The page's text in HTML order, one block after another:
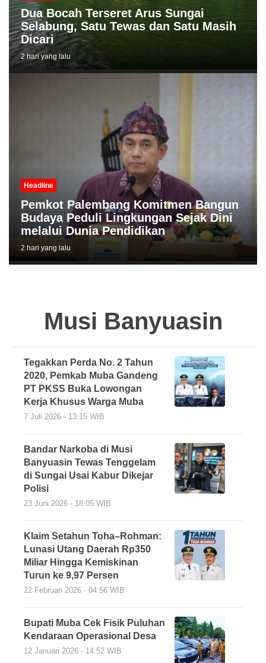
Dua Bocah Terseret Arus Sungai
Selabung, Satu Tewas dan Satu Masih
Dicari
2 hari yang lalu
Headline
Pemkot Palembang Komitmen Bangun
Budaya Peduli Lingkungan Sejak Dini
melalui Dunia Pendidikan
2 hari yang lalu
Musi Banyuasin
Tegakkan Perda No. 2 Tahun
2020, Pemkab Muba Gandeng
PT PKSS Buka Lowongan
Kerja Khusus Warga Muba
7 Juli 2026 - 13:15 WIB
Bandar Narkoba di Musi
Banyuasin Tewas Tenggelam
di Sungai Usai Kabur Dikejar
Polisi
23 Juni 2026 - 18:05 WIB
Klaim Setahun Toha–Rohman:
Lunasi Utang Daerah Rp350
Miliar Hingga Kemiskinan
Turun ke 9,97 Persen
22 Februari 2026 - 04:56 WIB
Bupati Muba Cek Fisik Puluhan
Kendaraan Operasional Desa
12 Januari 2026 - 14:52 WIB